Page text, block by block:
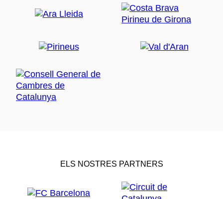
ELS NOSTRES PARTNERS